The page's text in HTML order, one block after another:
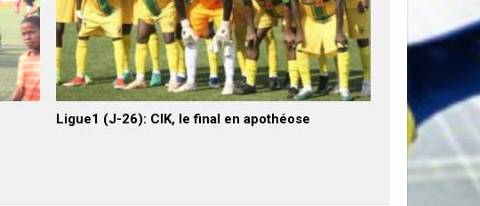
Ligue1 (J-26): CIK, le final en apothéose